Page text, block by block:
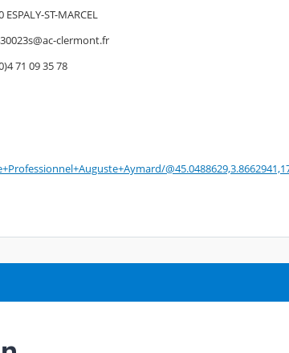
ESPALY-ST-MARCEL
clermont.fr
71 09 35 78